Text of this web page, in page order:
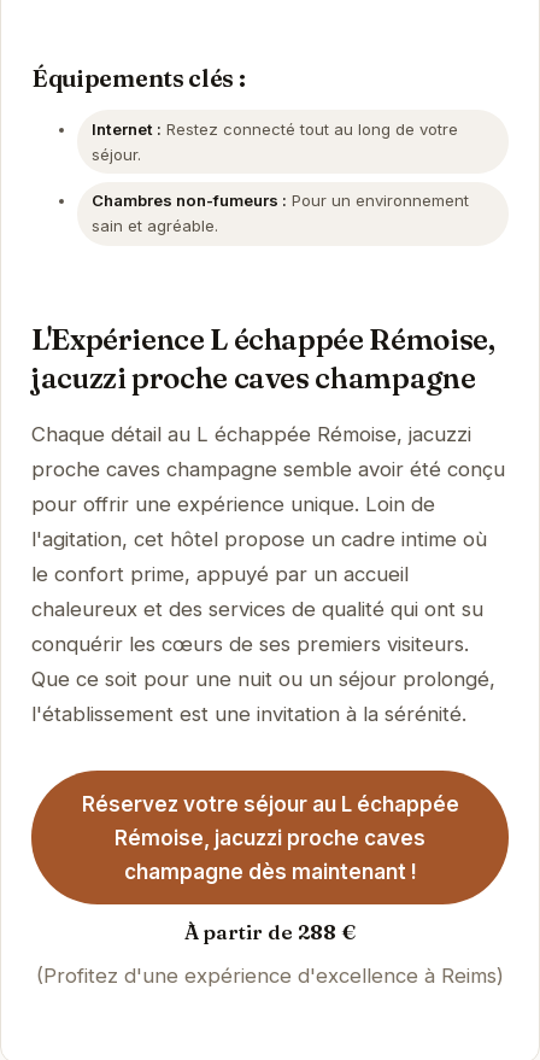
Équipements clés :
Internet : Restez connecté tout au long de votre
séjour.
Chambres non-fumeurs : Pour un environnement
sain et agréable.
L'Expérience L échappée Rémoise,
jacuzzi proche caves champagne
Chaque détail au L échappée Rémoise, jacuzzi
proche caves champagne semble avoir été conçu
pour offrir une expérience unique. Loin de
l'agitation, cet hôtel propose un cadre intime où
le confort prime, appuyé par un accueil
chaleureux et des services de qualité qui ont su
conquérir les cœurs de ses premiers visiteurs.
Que ce soit pour une nuit ou un séjour prolongé,
l'établissement est une invitation à la sérénité.
Réservez votre séjour au L échappée
Rémoise, jacuzzi proche caves
champagne dès maintenant !
À partir de 288 €
(Profitez d'une expérience d'excellence à Reims)